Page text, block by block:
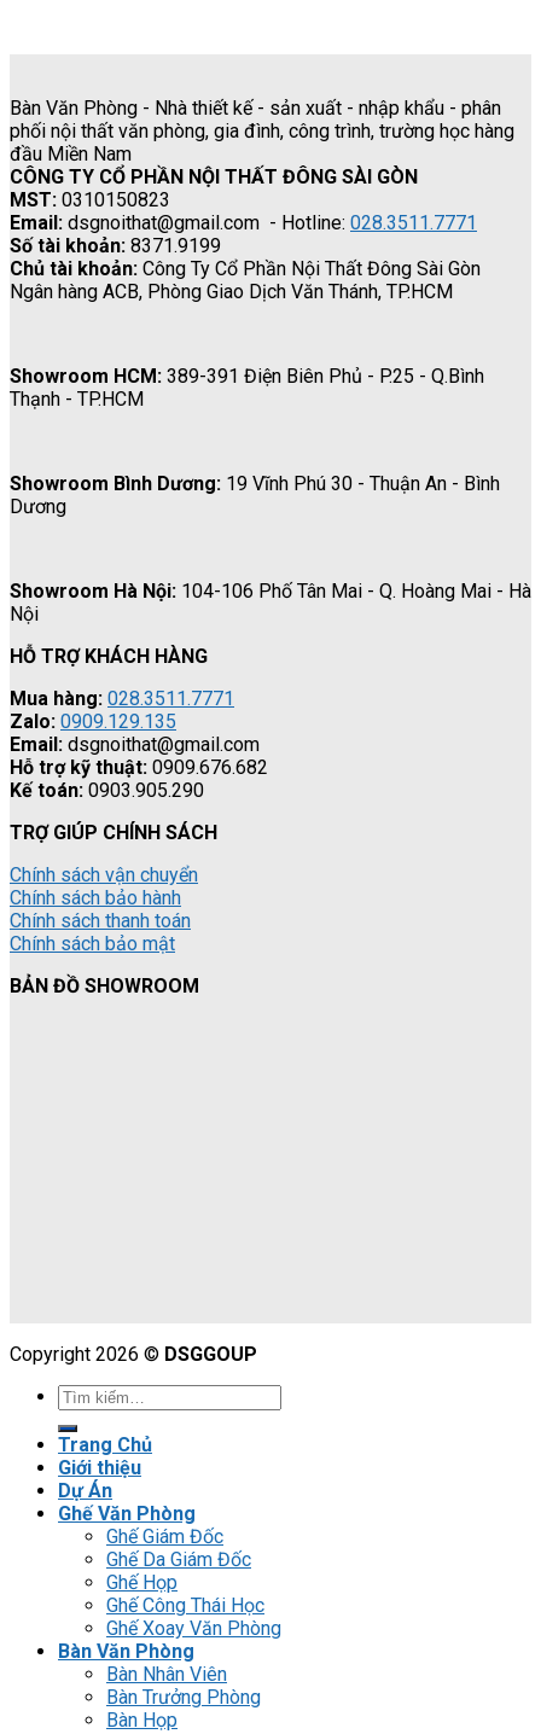
Bàn Văn Phòng - Nhà thiết kế - sản xuất - nhập khẩu - phân
phối nội thất văn phòng, gia đình, công trình, trường học hàng
đầu Miền Nam
CÔNG TY CỔ PHẦN NỘI THẤT ĐÔNG SÀI GÒN
MST: 0310150823
Email: dsgnoithat@gmail.com - Hotline: 028.3511.7771
Số tài khoản: 8371.9199
Chủ tài khoản: Công Ty Cổ Phần Nội Thất Đông Sài Gòn
Ngân hàng ACB, Phòng Giao Dịch Văn Thánh, TP.HCM
Showroom HCM: 389-391 Điện Biên Phủ - P.25 - Q.Bình
Thạnh - TP.HCM
Showroom Bình Dương: 19 Vĩnh Phú 30 - Thuận An - Bình
Dương
Showroom Hà Nội: 104-106 Phố Tân Mai - Q. Hoàng Mai - Hà
Nội
HỖ TRỢ KHÁCH HÀNG
Mua hàng: 028.3511.7771
Zalo: 0909.129.135
Email: dsgnoithat@gmail.com
Hỗ trợ kỹ thuật: 0909.676.682
Kế toán: 0903.905.290
TRỢ GIÚP CHÍNH SÁCH
Chính sách vận chuyển
Chính sách bảo hành
Chính sách thanh toán
Chính sách bảo mật
BẢN ĐỒ SHOWROOM
Copyright 2026 © DSGGOUP
Trang Chủ
Giới thiệu
Dự Án
Ghế Văn Phòng
Ghế Giám Đốc
Ghế Da Giám Đốc
Ghế Họp
Ghế Công Thái Học
Ghế Xoay Văn Phòng
Bàn Văn Phòng
Bàn Nhân Viên
Bàn Trưởng Phòng
Bàn Họp